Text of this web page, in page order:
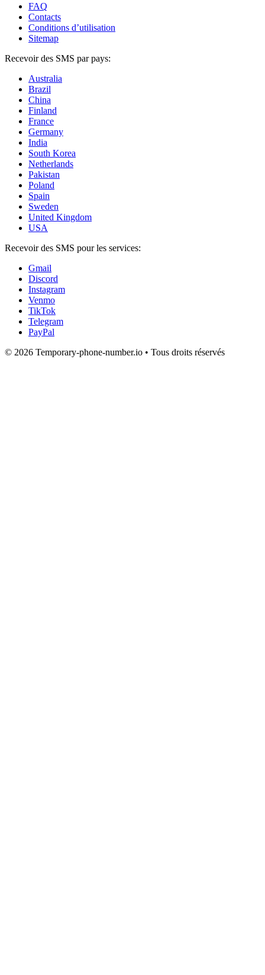
FAQ
Contacts
Conditions d’utilisation
Sitemap
Recevoir des SMS par pays:
Australia
Brazil
China
Finland
France
Germany
India
South Korea
Netherlands
Pakistan
Poland
Spain
Sweden
United Kingdom
USA
Recevoir des SMS pour les services:
Gmail
Discord
Instagram
Venmo
TikTok
Telegram
PayPal
© 2026 Temporary-phone-number.io • Tous droits réservés